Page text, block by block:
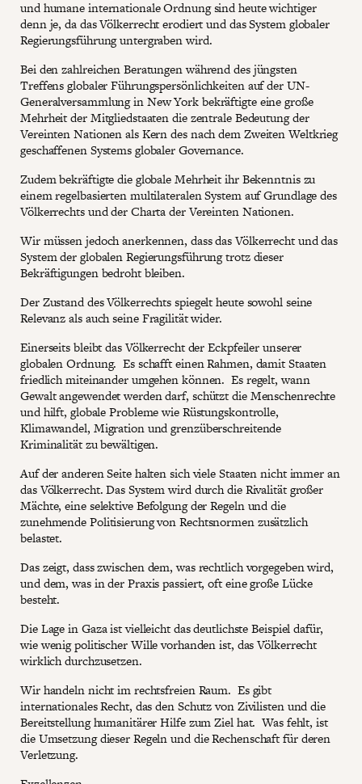
und humane internationale Ordnung sind heute wichtiger
denn je, da das Völkerrecht erodiert und das System globaler
Regierungsführung untergraben wird.
Bei den zahlreichen Beratungen während des jüngsten
Treffens globaler Führungspersönlichkeiten auf der UN-
Generalversammlung in New York bekräftigte eine große
Mehrheit der Mitgliedstaaten die zentrale Bedeutung der
Vereinten Nationen als Kern des nach dem Zweiten Weltkrieg
geschaffenen Systems globaler Governance.
Zudem bekräftigte die globale Mehrheit ihr Bekenntnis zu
einem regelbasierten multilateralen System auf Grundlage des
Völkerrechts und der Charta der Vereinten Nationen.
Wir müssen jedoch anerkennen, dass das Völkerrecht und das
System der globalen Regierungsführung trotz dieser
Bekräftigungen bedroht bleiben.
Der Zustand des Völkerrechts spiegelt heute sowohl seine
Relevanz als auch seine Fragilität wider.
Einerseits bleibt das Völkerrecht der Eckpfeiler unserer
globalen Ordnung. Es schafft einen Rahmen, damit Staaten
friedlich miteinander umgehen können. Es regelt, wann
Gewalt angewendet werden darf, schützt die Menschenrechte
und hilft, globale Probleme wie Rüstungskontrolle,
Klimawandel, Migration und grenzüberschreitende
Kriminalität zu bewältigen.
Auf der anderen Seite halten sich viele Staaten nicht immer an
das Völkerrecht. Das System wird durch die Rivalität großer
Mächte, eine selektive Befolgung der Regeln und die
zunehmende Politisierung von Rechtsnormen zusätzlich
belastet.
Das zeigt, dass zwischen dem, was rechtlich vorgegeben wird,
und dem, was in der Praxis passiert, oft eine große Lücke
besteht.
Die Lage in Gaza ist vielleicht das deutlichste Beispiel dafür,
wie wenig politischer Wille vorhanden ist, das Völkerrecht
wirklich durchzusetzen.
Wir handeln nicht im rechtsfreien Raum. Es gibt
internationales Recht, das den Schutz von Zivilisten und die
Bereitstellung humanitärer Hilfe zum Ziel hat. Was fehlt, ist
die Umsetzung dieser Regeln und die Rechenschaft für deren
Verletzung.